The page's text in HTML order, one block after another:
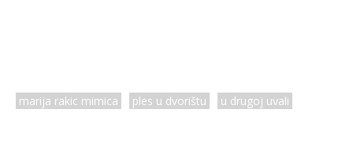
marija rakic mimica ples u dvorištu u drugoj uvali